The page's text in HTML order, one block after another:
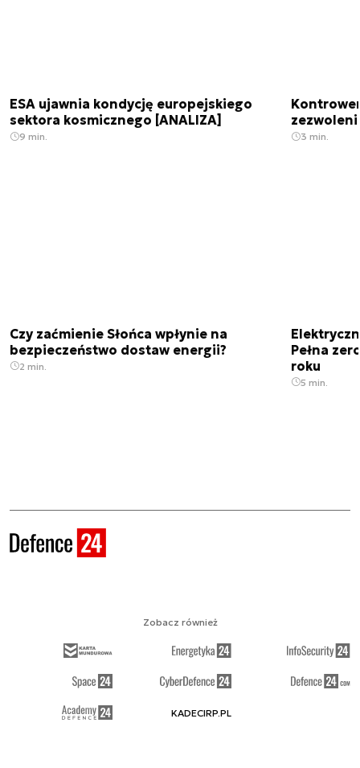
ESA ujawnia kondycję europejskiego
sektora kosmicznego [ANALIZA]
9 min. 3 min.
Czy zaćmienie Słońca wpłynie na
bezpieczeństwo dostaw energii?
2 min.
Pełna
roku
5 min.
Zobacz również
KADECIRP.PL